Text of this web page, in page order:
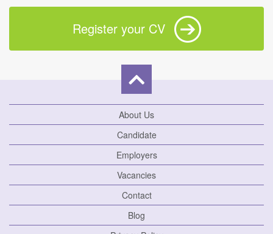
Register your CV
About Us
Candidate
Employers
Vacancies
Contact
Blog